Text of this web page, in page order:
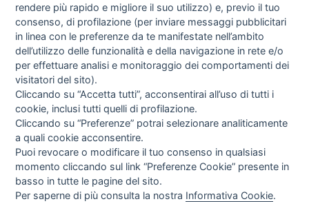
I libri Vedi tutti
Direttrice Responsabile: Alessandra Costante | Registrazione al Tribunale Civile
rendere più rapido e migliore il suo utilizzo) e, previo il tuo
consenso, di profilazione (per inviare messaggi pubblicitari
in linea con le preferenze da te manifestate nell’ambito
dell’utilizzo delle funzionalità e della navigazione in rete e/o
per effettuare analisi e monitoraggio dei comportamenti dei
visitatori del sito).
Cliccando su “Accetta tutti”, acconsentirai all’uso di tutti i
cookie, inclusi tutti quelli di profilazione.
Cliccando su “Preferenze” potrai selezionare analiticamente
a quali cookie acconsentire.
Puoi revocare o modificare il tuo consenso in qualsiasi
momento cliccando sul link “Preferenze Cookie” presente in
basso in tutte le pagine del sito.
Per saperne di più consulta la nostra Informativa Cookie.